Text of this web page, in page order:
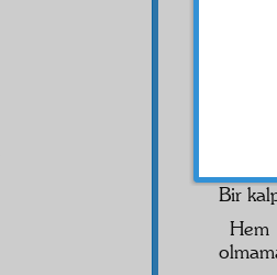
Bir
Hem